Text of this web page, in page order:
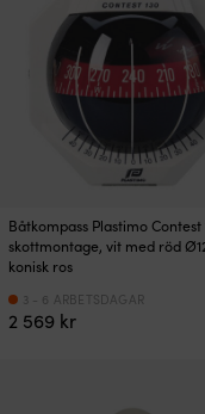
Båtkompass Plastimo Contest
skottmontage, vit med röd
konisk ros
2 569 kr
3 - 6 ARBETSDAGAR